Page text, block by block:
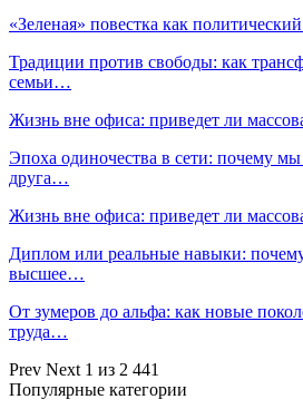
«Зеленая» повестка как
Традиции против свободы: как
семьи…
Жизнь вне офиса: приведет ли
Эпоха одиночества в сети: почему мы
друга…
Жизнь вне офиса: приведет ли
Диплом или реальные навыки: почему
высшее…
От зумеров до альфа: как новые
труда…
Prev Next 1 из 2 441
Популярные категории